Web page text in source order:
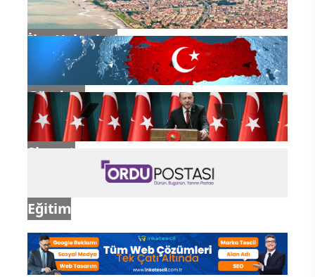
İlçe Haberleri
Gündem
Siyaset
Eğitim